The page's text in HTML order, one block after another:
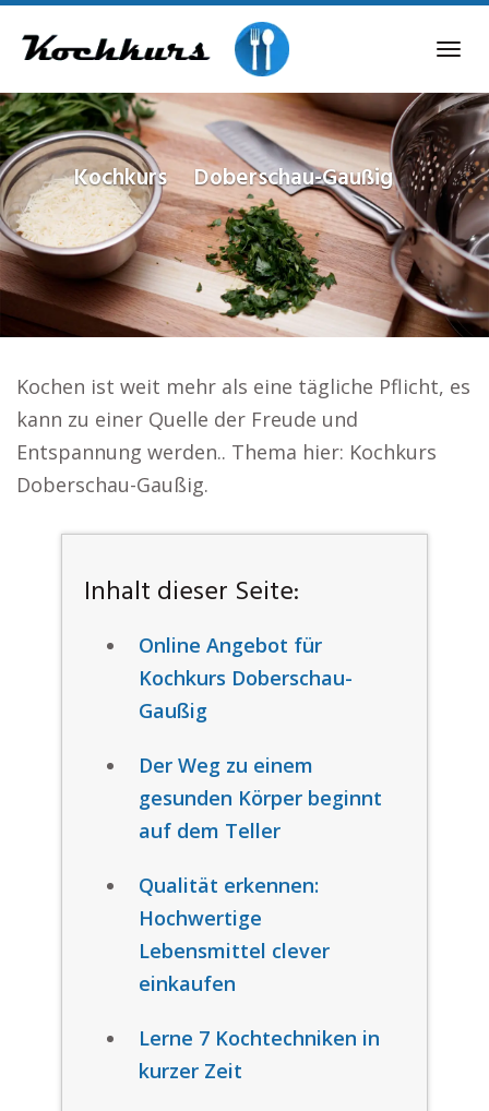
content
Kochkurs Doberschau-Gaußig
Kochen ist weit mehr als eine tägliche Pflicht, es
kann zu einer Quelle der Freude und
Entspannung werden.. Thema hier: Kochkurs
Doberschau-Gaußig.
Inhalt dieser Seite:
Online Angebot für
Kochkurs Doberschau-
Gaußig
Der Weg zu einem
gesunden Körper beginnt
auf dem Teller
Qualität erkennen:
Hochwertige
Lebensmittel clever
einkaufen
Lerne 7 Kochtechniken in
kurzer Zeit